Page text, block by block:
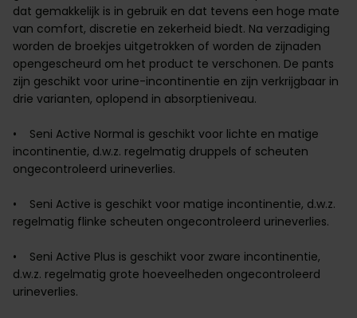
dat gemakkelijk is in gebruik en dat tevens een hoge mate
van comfort, discretie en zekerheid biedt. Na verzadiging
worden de broekjes uitgetrokken of worden de zijnaden
opengescheurd om het product te verschonen. De pants
zijn geschikt voor urine-incontinentie en zijn verkrijgbaar in
drie varianten, oplopend in absorptieniveau.
• Seni Active Normal is geschikt voor lichte en matige
incontinentie, d.w.z. regelmatig druppels of scheuten
ongecontroleerd urineverlies.
• Seni Active is geschikt voor matige incontinentie, d.w.z.
regelmatig flinke scheuten ongecontroleerd urineverlies.
• Seni Active Plus is geschikt voor zware incontinentie,
d.w.z. regelmatig grote hoeveelheden ongecontroleerd
urineverlies.